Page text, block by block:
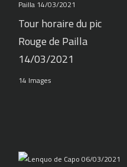
Tour horaire du pic
Rouge de Pailla
14/03/2021
14 Images